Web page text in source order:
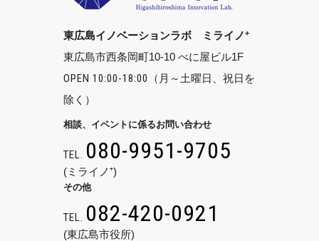
東広島イノベーションラボ ミライノ+
東広島市西条岡町10-10 べに屋ビル1F
OPEN 10:00-18:00
（月～土曜日、祝日を
除く）
相談、イベントに係るお問い合わせ
TEL. 080-9951-9705
(ミライノ⁺)
その他
TEL. 082-420-0921
(東広島市役所)